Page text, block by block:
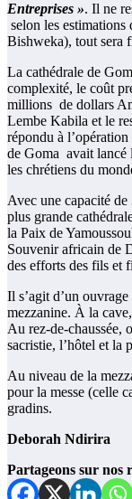
Entreprises ». Il ne
selon les estimations
Bishweka), tout sera
La cathédrale de
complexité, le coût
millions de dollars
Lembe Kabila et le
répondu à
de Goma avait lancé
les chrétiens du
Avec une capacité de
plus grande
la Paix de
Souvenir africain de
des efforts des fils et
Il s’agit d’un
mezzanine. À la
Au rez-de-chaussée,
sacristie, l’hôtel et la
Au niveau de la
pour la messe (celle
gradins.
Deborah Ndirira
Partageons sur nos